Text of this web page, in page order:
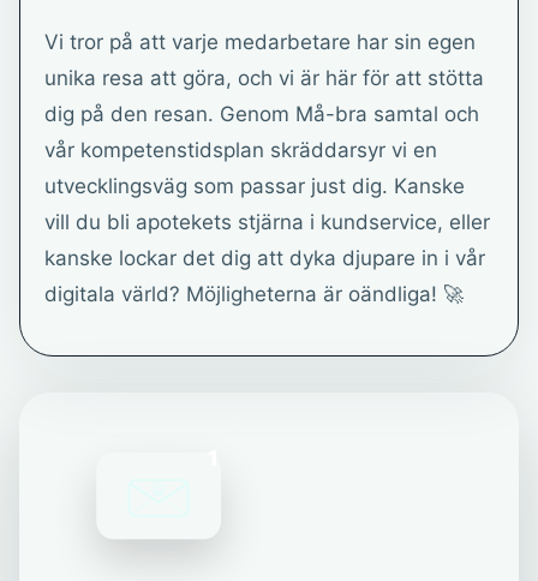
Vi tror på att varje medarbetare har sin egen
unika resa att göra, och vi är här för att stötta
dig på den resan. Genom Må-bra samtal och
vår kompetenstidsplan skräddarsyr vi en
utvecklingsväg som passar just dig. Kanske
vill du bli apotekets stjärna i kundservice, eller
kanske lockar det dig att dyka djupare in i vår
digitala värld? Möjligheterna är oändliga! 🚀